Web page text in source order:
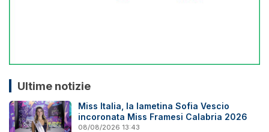
Ultime notizie
Miss Italia, la lametina Sofia Vescio
incoronata Miss Framesi Calabria 2026
08/08/2026 13:43